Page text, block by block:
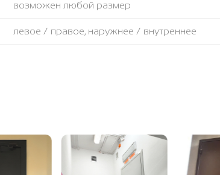
возможен любой размер
левое / правое, наружнее / внутреннее